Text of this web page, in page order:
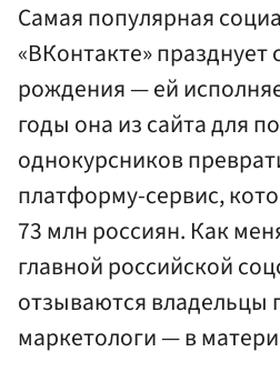
Самая популярная
«ВКонтакте» празднует
рождения — ей
годы она из сайта для
однокурсников
платформу-сервис,
73 млн россиян. Как
главной российской
отзываются владельцы
маркетологи — в